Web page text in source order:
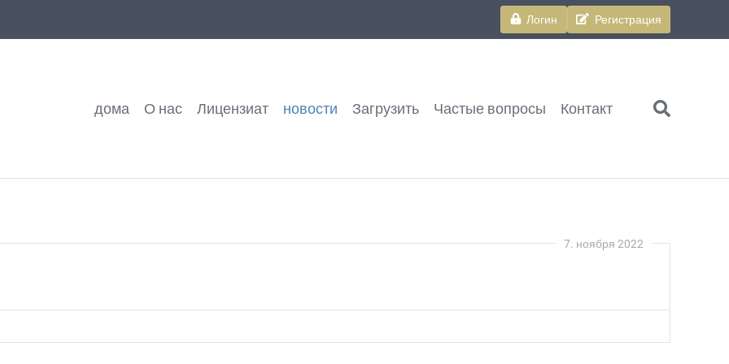
Логин Регистрация
дома О нас Лицензиат новости Загрузить Частые вопросы
Контакт
7. ноября 2022